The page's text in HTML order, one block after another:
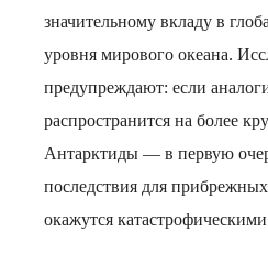
значительному вкладу в
уровня мирового океана.
предупреждают: если
распространится на более
Антарктиды — в первую
последствия для
окажутся